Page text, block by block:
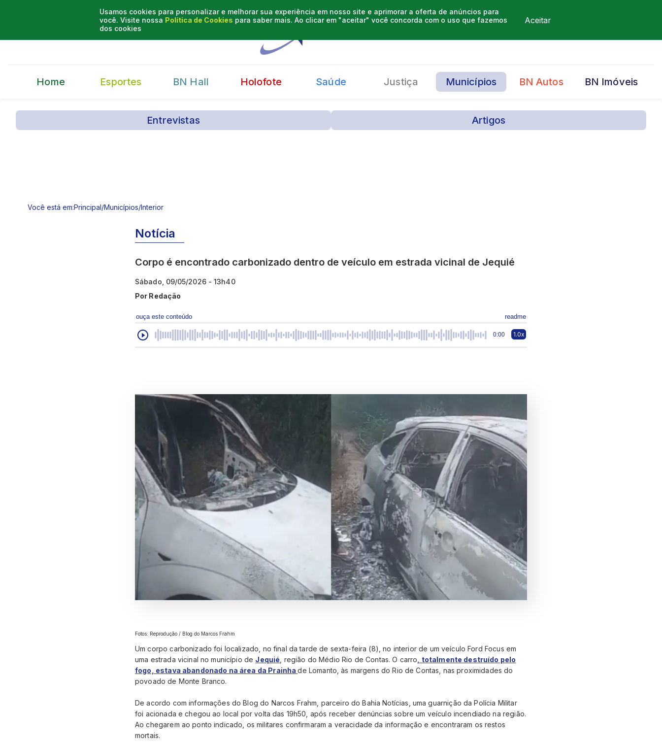
Usamos cookies para personalizar e melhorar sua experiência em nosso site e aprimorar a oferta de anúncios para
você. Visite nossa Política de Cookies para saber mais. Ao clicar em "aceitar" você concorda com o uso que fazemos
dos cookies
Aceitar
Home Esportes BN Hall Holofote Saúde Justiça Municípios BN Autos BN Imóveis
Entrevistas Artigos
Você está em:Principal/Municípios/Interior
Notícia
Corpo é encontrado carbonizado dentro de veículo em estrada vicinal de Jequié
Sábado, 09/05/2026 - 13h40
Por Redação
ouça este conteúdo readme
0:00 1.0x
Fotos: Reprodução / Blog do Marcos Frahm
Um corpo carbonizado foi localizado, no final da tarde de sexta-feira (8), no interior de um veículo Ford Focus em
uma estrada vicinal no município de Jequié , região do Médio Rio de Contas. O carro , totalmente destruído pelo
fogo, estava abandonado na área da Prainhade Lomanto, às margens do Rio de Contas, nas proximidades do
povoado de Monte Branco.
De acordo com informações do Blog do Narcos Frahm, parceiro do Bahia Notícias, uma guarnição da Polícia Militar
foi acionada e chegou ao local por volta das 19h50, após receber denúncias sobre um veículo incendiado na região.
Ao chegarem ao ponto indicado, os militares confirmaram a veracidade da informação e encontraram os restos
mortais.